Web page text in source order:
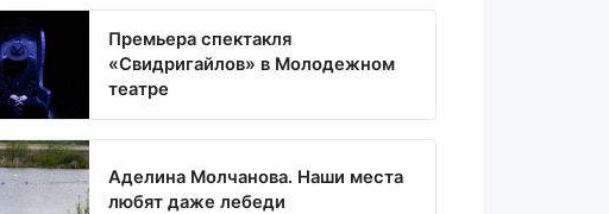
Премьера спектакля
«Свидригайлов» в Молодежном
театре
Аделина Молчанова. Наши места
любят даже лебеди